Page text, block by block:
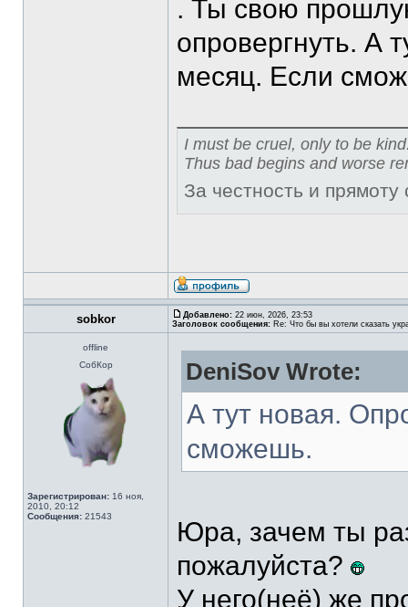
. Ты свою
опровергнуть. А
месяц. Если
I must be cruel, only to be
Thus bad begins and worse
За честность и
sobkor Добавлено: 22 июн, 2026, 23:53
Заголовок сообщения: Re: Что бы вы хотели сказать
offline
СобКор
Зарегистрирован: 16 ноя,
2010, 20:12
Сообщения: 21543
DeniSov Wrote:
А тут новая.
сможешь.
Юра, зачем ты
пожалуйста?
У него(неё) же